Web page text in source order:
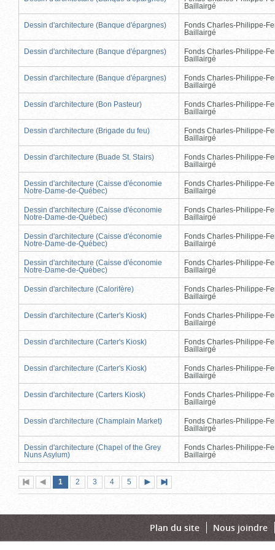
Baillairgé
Dessin d'architecture (Banque d'épargnes)
Fonds Charles-Philippe-
Baillairgé
Dessin d'architecture (Banque d'épargnes)
Fonds Charles-Philippe-
Baillairgé
Dessin d'architecture (Banque d'épargnes)
Fonds Charles-Philippe-
Baillairgé
Dessin d'architecture (Bon Pasteur)
Fonds Charles-Philippe-
Baillairgé
Dessin d'architecture (Brigade du feu)
Fonds Charles-Philippe-
Baillairgé
Dessin d'architecture (Buade St. Stairs)
Fonds Charles-Philippe-
Baillairgé
Dessin d'architecture (Caisse d'économie
Notre-Dame-de-Québec)
Fonds Charles-Philippe-
Baillairgé
Dessin d'architecture (Caisse d'économie
Notre-Dame-de-Québec)
Fonds Charles-Philippe-
Baillairgé
Dessin d'architecture (Caisse d'économie
Notre-Dame-de-Québec)
Fonds Charles-Philippe-
Baillairgé
Dessin d'architecture (Caisse d'économie
Notre-Dame-de-Québec)
Fonds Charles-Philippe-
Baillairgé
Dessin d'architecture (Calorifère)
Fonds Charles-Philippe-
Baillairgé
Dessin d'architecture (Carter's Kiosk)
Fonds Charles-Philippe-
Baillairgé
Dessin d'architecture (Carter's Kiosk)
Fonds Charles-Philippe-
Baillairgé
Dessin d'architecture (Carter's Kiosk)
Fonds Charles-Philippe-
Baillairgé
Dessin d'architecture (Carters Kiosk)
Fonds Charles-Philippe-
Baillairgé
Dessin d'architecture (Champlain Market)
Fonds Charles-Philippe-
Baillairgé
Dessin d'architecture (Chapel of the Grey
Nuns Asylum)
Fonds Charles-Philippe-
Baillairgé
Première
page
Page
précédente
Page
1 (page
actuelle)
Page
2 Page
3 Page
4 Page
5
suivante
page
Plan du site Nous joindre